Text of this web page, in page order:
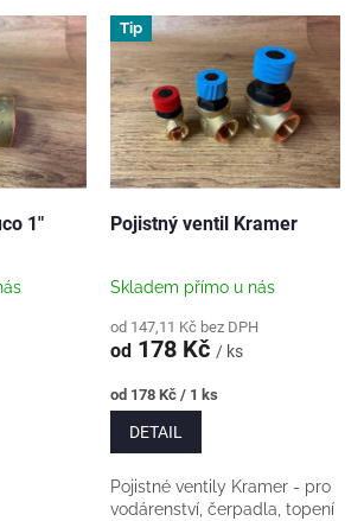
1"
Tip
Pojistný ventil Kramer
Skladem přímo u nás
od 147,11 Kč bez DPH
od 178 Kč / ks
Měrná
cena:
od 178 Kč / 1 ks
DETAIL
Pojistné ventily Kramer - pro
vodárenství, čerpadla, topení